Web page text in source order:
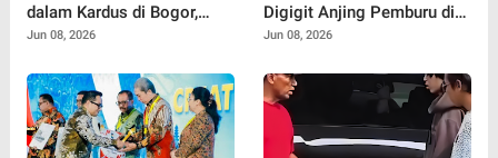
dalam Kardus di Bogor,
Surat Ayah Ungkap Dugaan
Jun 08, 2026
Digigit Anjing Pemburu di
Jasinga
Jun 08, 2026